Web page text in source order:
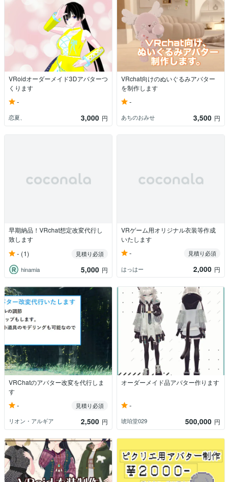
VRoidオーダーメイド3Dアバターつ
くります
-
恋夏、 3,000 円
VRchat向けのぬいぐるみアバター
を制作します
-
あちのおみせ 3,500 円
早期納品！VRchat想定改変代行し
致します
- (1)
見積り必須
hinamia
5,000 円
VRゲーム用オリジナル衣装等作成
いたします
-
見積り必須
はっはー
2,000 円
VRChatのアバター改変を代行しま
す
-
見積り必須
リオン・アルギア
2,500 円
オーダーメイド品アバター作ります
-
琥珀堂029 500,000 円